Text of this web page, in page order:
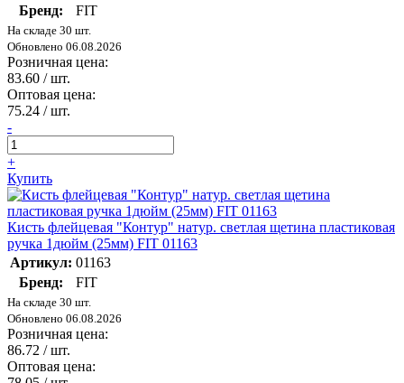
Бренд:
FIT
На складе 30 шт.
Обновлено 06.08.2026
Розничная цена:
83.60 / шт.
Оптовая цена:
75.24 / шт.
-
+
Купить
Кисть флейцевая "Контур" натур. светлая щетина пластиковая
ручка 1дюйм (25мм) FIT 01163
Артикул: 01163
Бренд:
FIT
На складе 30 шт.
Обновлено 06.08.2026
Розничная цена:
86.72 / шт.
Оптовая цена: